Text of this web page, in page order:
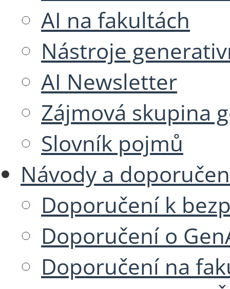
AI na fakultách
Nástroje
AI Newsletter
Zájmová skupina
Slovník pojmů
Návody a
Doporučení k
Doporučení o
Doporučení na